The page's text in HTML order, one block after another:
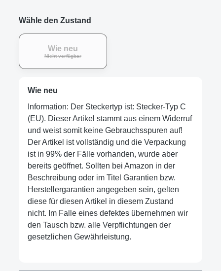
Wähle den Zustand
Wie neu
Nicht verfügbar
Wie neu
Information: Der Steckertyp ist: Stecker-Typ C
(EU). Dieser Artikel stammt aus einem Widerruf
und weist somit keine Gebrauchsspuren auf!
Der Artikel ist vollständig und die Verpackung
ist in 99% der Fälle vorhanden, wurde aber
bereits geöffnet. Sollten bei Amazon in der
Beschreibung oder im Titel Garantien bzw.
Herstellergarantien angegeben sein, gelten
diese für diesen Artikel in diesem Zustand
nicht. Im Falle eines defektes übernehmen wir
den Tausch bzw. alle Verpflichtungen der
gesetzlichen Gewährleistung.